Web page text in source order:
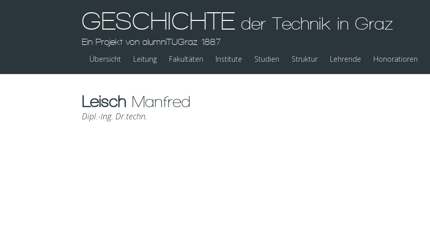
GESCHICHTE der Technik in Graz
Ein Projekt von alumniTUGraz 1887
Übersicht Leitung Fakultäten Institute Studien Struktur Lehrende Honoratioren
Leisch Manfred
Dipl.-Ing. Dr.techn.